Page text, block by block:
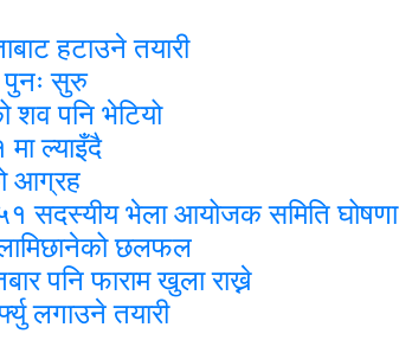
हटाउने तयारी
पुनः सुरु
शव पनि भेटियो
ल्याइँदै
आग्रह
सदस्यीय भेला आयोजक समिति घोषणा
लामिछानेको छलफल
पनि फाराम खुला राख्ने
लगाउने तयारी